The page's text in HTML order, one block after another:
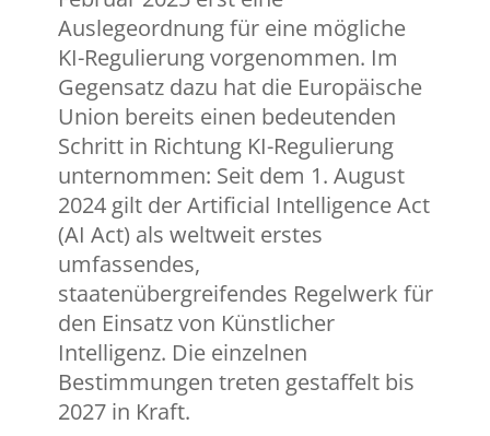
Auslegeordnung für eine mögliche
KI-Regulierung vorgenommen. Im
Gegensatz dazu hat die Europäische
Union bereits einen bedeutenden
Schritt in Richtung KI-Regulierung
unternommen: Seit dem 1. August
2024 gilt der Artificial Intelligence Act
(AI Act) als weltweit erstes
umfassendes,
staatenübergreifendes Regelwerk für
den Einsatz von Künstlicher
Intelligenz. Die einzelnen
Bestimmungen treten gestaffelt bis
2027 in Kraft.